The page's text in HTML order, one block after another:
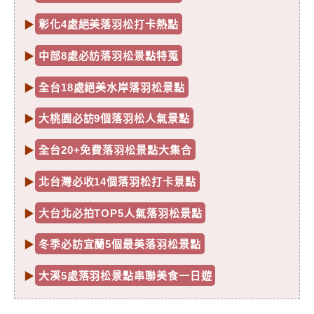
▶ 彰化4處絕美落羽松打卡熱點
▶ 中部8處必訪落羽松景點特蒐
▶ 全台18處絕美水岸落羽松景點
▶ 大桃園必訪9個落羽松人氣景點
▶ 全台20+免費落羽松景點大集合
▶ 北台灣必收14個落羽松打卡景點
▶ 大台北必拍TOP5人氣落羽松景點
▶ 冬季必訪宜蘭5個最美落羽松景點
▶ 大溪5處落羽松景點串聯美食一日遊